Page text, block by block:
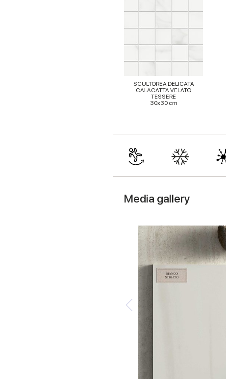
SCULTOREA DELICATA
CALACATTA VELATO
TESSERE
30x30 cm
Media gallery